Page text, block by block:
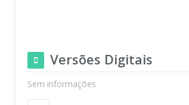
Versões Digitais
Sem informações